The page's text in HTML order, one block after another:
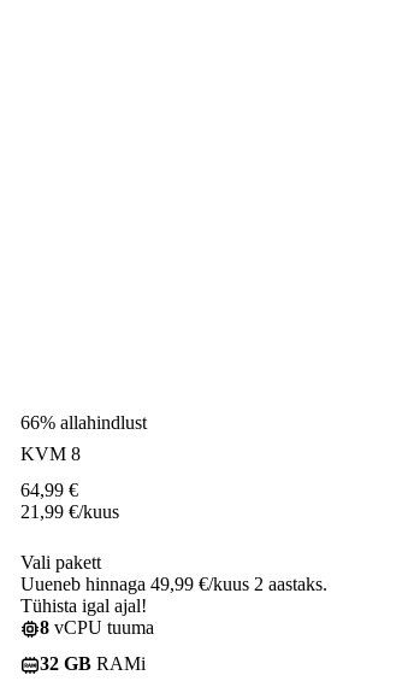
66% allahindlust
KVM 8
64,99 €
21,99 €/kuus
Vali pakett
Uueneb hinnaga 49,99 €/kuus 2 aastaks.
Tühista igal ajal!
8 vCPU tuuma
32 GB RAMi